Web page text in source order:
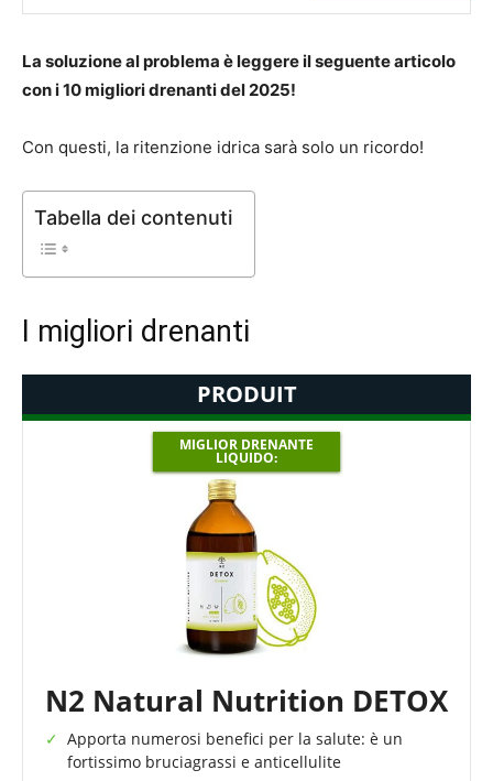
La soluzione al problema è leggere il seguente articolo
con i 10 migliori drenanti del 2025!
Con questi, la ritenzione idrica sarà solo un ricordo!
Tabella dei contenuti
I migliori drenanti
PRODUIT
MIGLIOR DRENANTE
LIQUIDO:
N2 Natural Nutrition DETOX
Apporta numerosi benefici per la salute: è un
fortissimo bruciagrassi e anticellulite